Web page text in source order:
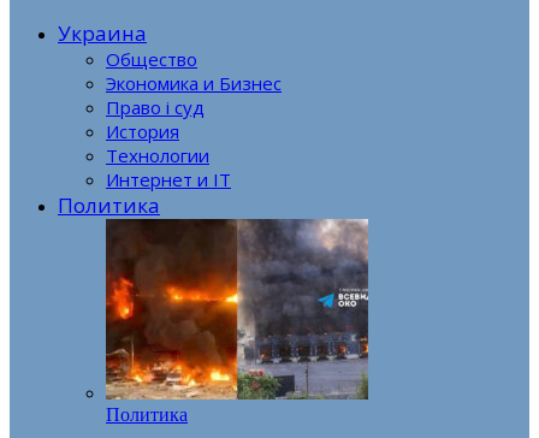
Украина
Общество
Экономика и Бизнес
Право і суд
История
Технологии
Интернет и IT
Политика
Политика